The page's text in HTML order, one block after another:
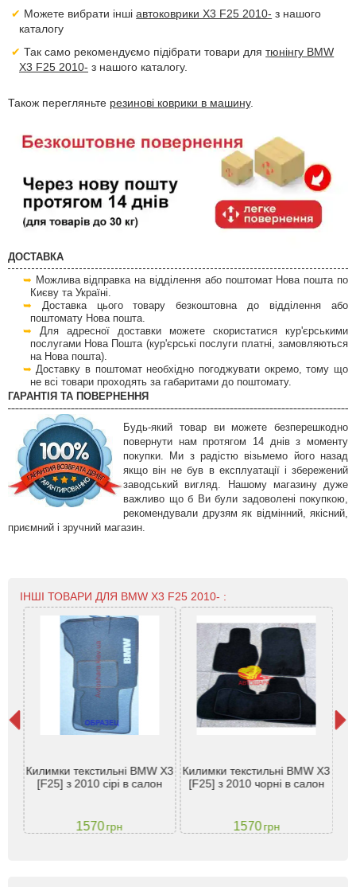
Можете вибрати іншіавтоковрики X3 F25 2010- з нашого
каталогу
Так само рекомендуємо підібрати товари длятюнінгу BMW
X3 F25 2010- з нашого каталогу.
Також перегляньте резинові коврики в машину.
ДОСТАВКА
Можлива відправка на відділення або поштомат Нова пошта по
Києву та Україні.
Доставка цього товару безкоштовна до відділення або
поштомату Нова пошта.
Для адресної доставки можете скористатися кур'єрськими
послугами Нова Пошта (кур'єрські послуги платні, замовляються
на Нова пошта).
Доставку в поштомат необхідно погоджувати окремо, тому що
не всі товари проходять за габаритами до поштомату.
ГАРАНТІЯ ТА ПОВЕРНЕННЯ
Будь-який товар ви можете безперешкодно
повернути нам протягом 14 днів з моменту
покупки. Ми з радістю візьмемо його назад
якщо він не був в експлуатації і збережений
заводський вигляд. Нашому магазину дуже
важливо що б Ви були задоволені покупкою,
рекомендували друзям як відмінний, якісний,
приємний і зручний магазин.
ІНШІ ТОВАРИ ДЛЯ BMW X3 F25 2010- :
Килимки текстильні BMW X3
[F25] з 2010 сірі в салон
1570грн
Килимки текстильні BMW X3
[F25] з 2010 чорні в салон
1570грн